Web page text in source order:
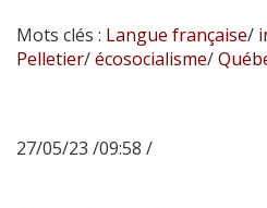
Mots clés : Langue française/
Pelletier/écosocialisme/
27/05/23 /09:58 /